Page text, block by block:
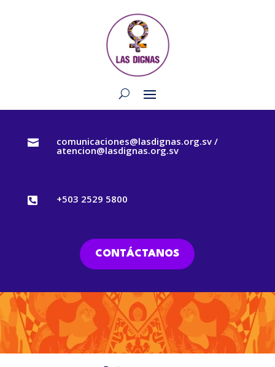
 comunicaciones@lasdignas.org.sv /
atencion@lasdignas.org.sv
 +503 2529 5800
CONTÁCTANOS